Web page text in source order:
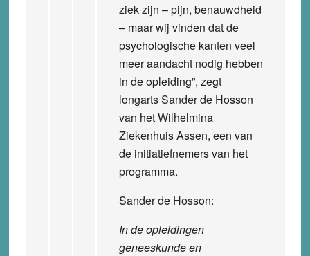
ziek zijn – pijn, benauwdheid
– maar wij vinden dat de
psychologische kanten veel
meer aandacht nodig hebben
in de opleiding”, zegt
longarts Sander de Hosson
van het Wilhelmina
Ziekenhuis Assen, een van
de initiatiefnemers van het
programma.
Sander de Hosson:
In de opleidingen
geneeskunde en